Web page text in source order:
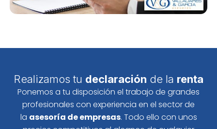
Realizamos tu declaración de la renta
Ponemos a tu disposición el trabajo de grandes
profesionales con experiencia en el sector de
la asesoría de empresas. Todo ello con unos